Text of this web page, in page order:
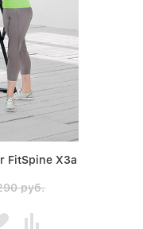
FitSpine X3a
руб.